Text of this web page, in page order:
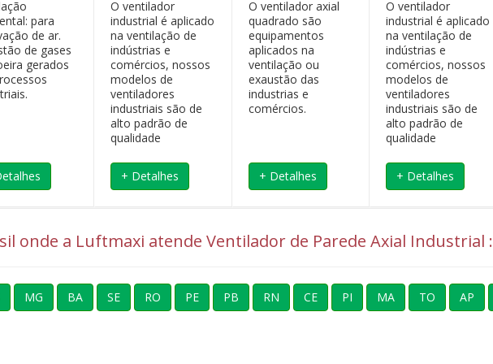
para
de ar.
de gases
gerados
O ventilador
industrial é aplicado
na ventilação de
indústrias e
comércios, nossos
modelos de
ventiladores
industriais são de
alto padrão de
qualidade
+ Detalhes
O ventilador axial
quadrado são
equipamentos
aplicados na
ventilação ou
exaustão das
industrias e
comércios.
+ Detalhes
O ventilador
industrial é aplicado
na ventilação de
indústrias e
comércios, nossos
modelos de
ventiladores
industriais são de
alto padrão de
qualidade
+ Detalhes
onde a Luftmaxi atende Ventilador de Parede Axial Industrial :
MG BA SE RO PE PB RN CE PI MA TO AP